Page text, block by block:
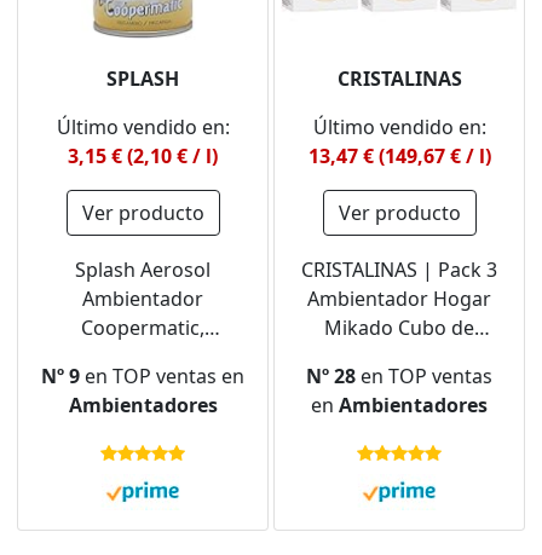
SPLASH
Último vendido en:
3,15 € (2,10 € / l)
Ver producto
Splash Aerosol
Ambientador
Coopermatic,
Automático|
Fragancia Vainilla,
Contenido, 250 ml
Nº 9 en TOP ventas en
Ambientadores
CRISTALINAS
Último vendido en:
13,47 € (149,67 € / l)
Ver producto
CRISTALINAS | Pack 3
Ambientador Hogar
Mikado Cubo de
Vainilla | 100% Puro |
Larga Duración 4
Semanas | 3x30ml |
Nº 28 en TOP ventas
en Ambientadores